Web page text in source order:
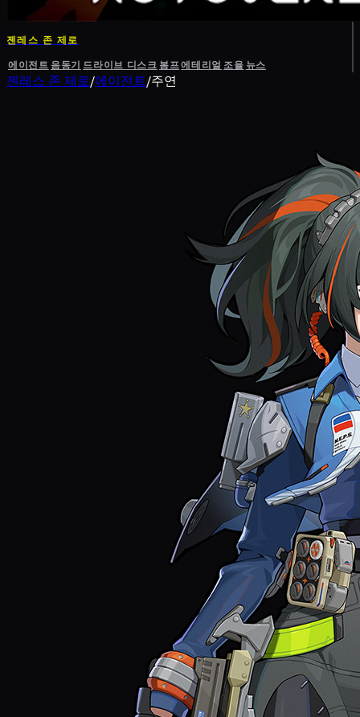
젠레스 존 제로
에이전트 음동기 드라이브 디스크 봄프에테리얼 조율 뉴스
젠레스 존 제로/에이전트/주연